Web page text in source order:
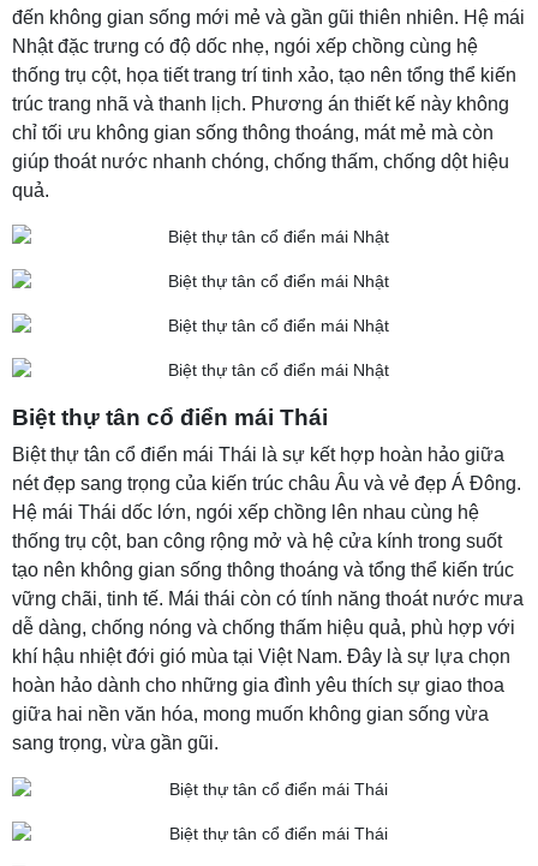
đến không gian sống mới mẻ và gần gũi thiên nhiên. Hệ mái
Nhật đặc trưng có độ dốc nhẹ, ngói xếp chồng cùng hệ
thống trụ cột, họa tiết trang trí tinh xảo, tạo nên tổng thể kiến
trúc trang nhã và thanh lịch. Phương án thiết kế này không
chỉ tối ưu không gian sống thông thoáng, mát mẻ mà còn
giúp thoát nước nhanh chóng, chống thấm, chống dột hiệu
quả.
Biệt thự tân cổ điển mái Thái
Biệt thự tân cổ điển mái Thái là sự kết hợp hoàn hảo giữa
nét đẹp sang trọng của kiến trúc châu Âu và vẻ đẹp Á Đông.
Hệ mái Thái dốc lớn, ngói xếp chồng lên nhau cùng hệ
thống trụ cột, ban công rộng mở và hệ cửa kính trong suốt
tạo nên không gian sống thông thoáng và tổng thể kiến trúc
vững chãi, tinh tế. Mái thái còn có tính năng thoát nước mưa
dễ dàng, chống nóng và chống thấm hiệu quả, phù hợp với
khí hậu nhiệt đới gió mùa tại Việt Nam. Đây là sự lựa chọn
hoàn hảo dành cho những gia đình yêu thích sự giao thoa
giữa hai nền văn hóa, mong muốn không gian sống vừa
sang trọng, vừa gần gũi.